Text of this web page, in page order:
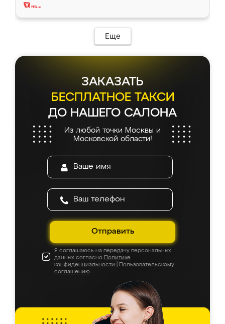
Еще
ЗАКАЗАТЬ
БЕСПЛАТНОЕ ТАКСИ
ДО НАШЕГО САЛОНА
Из любой точки Москвы и
Московской области!
Отправить
Я соглашаюсь на передачу персональных
данных согласно Политике
конфиденциальности
Пользовательскому
соглашению